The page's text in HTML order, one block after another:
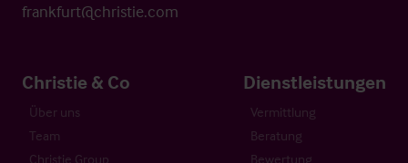
frankfurt@christie.com
Christie & Co
Über uns
Team
Christie Group
Dienstleistungen
Vermittlung
Beratung
Bewertung